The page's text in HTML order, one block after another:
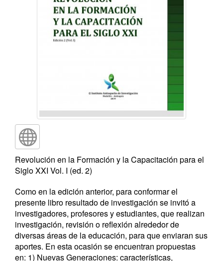
Revolución en la Formación y la Capacitación para el
Siglo XXI Vol. I (ed. 2)
Como en la edición anterior, para conformar el
presente libro resultado de investigación se invitó a
investigadores, profesores y estudiantes, que realizan
investigación, revisión o reflexión alrededor de
diversas áreas de la educación, para que enviaran sus
aportes. En esta ocasión se encuentran propuestas
en: 1) Nuevas Generaciones: características,